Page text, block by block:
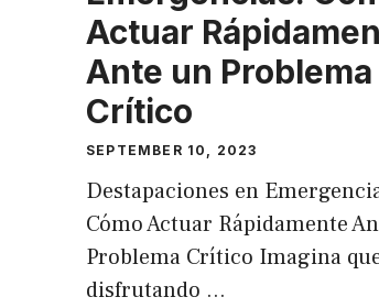
Actuar
Ante un Problema
Crítico
SEPTEMBER 10, 2023
Destapaciones en
Cómo Actuar Rápidamente
Problema Crítico Imagina
disfrutando …